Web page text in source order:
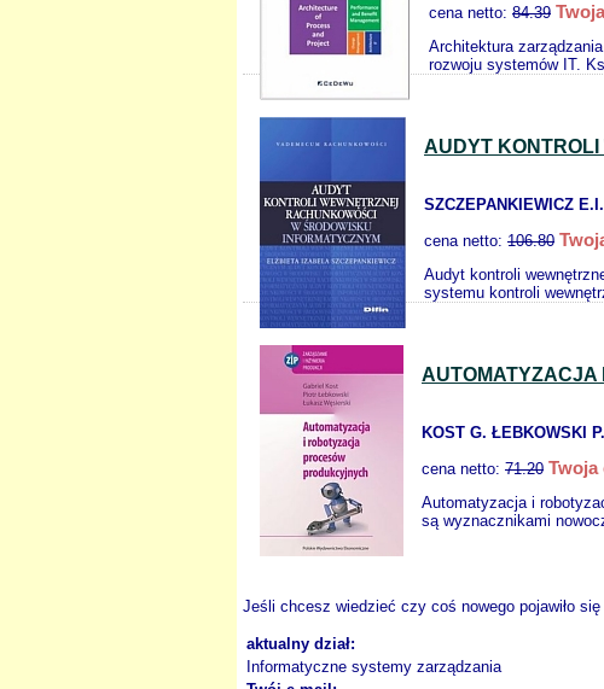
cena netto: 84.39
Architektura
rozwoju systemów IT.
AUDYT KONTROLI
SZCZEPANKIEWICZ E.I.
cena netto: 106.80
Audyt kontroli
systemu kontroli
AUTOMATYZACJA
KOST G. ŁEBKOWSKI
cena netto: 71.20 Twoja
Automatyzacja i
są wyznacznikami
Jeśli chcesz wiedzieć czy coś nowego pojawiło
aktualny dział:
Informatyczne systemy zarządzania